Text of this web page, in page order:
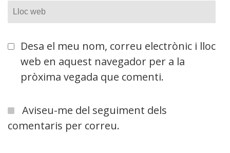
Lloc
web
Desa el meu nom, correu electrònic i lloc
web en aquest navegador per a la
pròxima vegada que comenti.
Aviseu-me del seguiment dels
comentaris per correu.